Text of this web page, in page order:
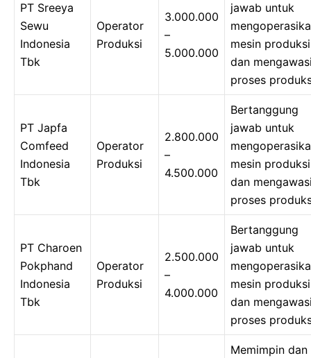
PT Sreeya
Sewu
Indonesia
Tbk
Operator
Produksi
3.000.000
–
5.000.000
jawab untuk
mesin produksi
dan
proses
PT Japfa
Comfeed
Indonesia
Tbk
Operator
Produksi
2.800.000
–
4.500.000
Bertanggung
jawab untuk
mesin produksi
dan
proses
PT Charoen
Pokphand
Indonesia
Tbk
Operator
Produksi
2.500.000
–
4.000.000
Bertanggung
jawab untuk
mesin produksi
dan
proses
Memimpin dan